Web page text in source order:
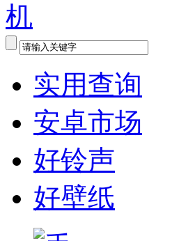
实用查询
安卓市场
好铃声
好壁纸